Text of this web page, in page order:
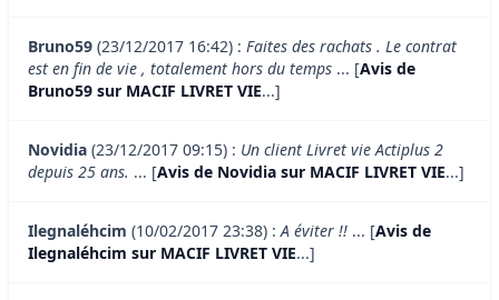
Bruno59 (23/12/2017 16:42) : Faites des rachats . Le contrat
est en fin de vie , totalement hors du temps ... [Avis de
Bruno59 sur MACIF LIVRET VIE...]
Novidia (23/12/2017 09:15) : Un client Livret vie Actiplus 2
depuis 25 ans. ... [Avis de Novidia sur MACIF LIVRET VIE...]
Ilegnaléhcim (10/02/2017 23:38) :A éviter !! ... [Avis de
Ilegnaléhcim sur MACIF LIVRET VIE...]